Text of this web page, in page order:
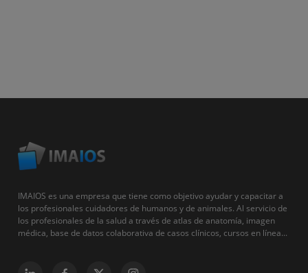
IMAIOS es una empresa que tiene como objetivo ayudar y capacitar a
los profesionales cuidadores de humanos y de animales. Al servicio de
los profesionales de la salud a través de atlas de anatomía, imagen
médica, base de datos colaborativa de casos clínicos, cursos en línea...